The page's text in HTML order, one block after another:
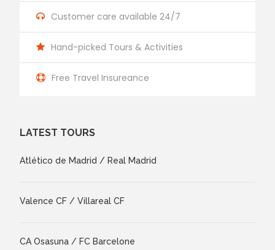
Customer care available 24/7
Hand-picked Tours & Activities
Free Travel Insureance
LATEST TOURS
Atlético de Madrid / Real Madrid
Valence CF / Villareal CF
CA Osasuna / FC Barcelone